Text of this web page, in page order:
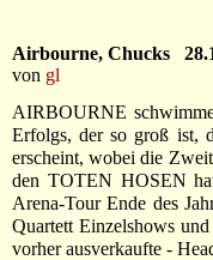
Airbourne, Chucks
von gl
AIRBOURNE
Erfolgs, der so groß ist,
erscheint, wobei die
den TOTEN HOSEN
Arena-Tour Ende des
Quartett Einzelshows
vorher ausverkaufte -